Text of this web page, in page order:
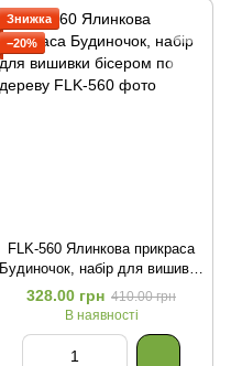
Знижка
−20%
FLK-560 Ялинкова прикраса
Будиночок, набір для вишивки
бісером по дереву
328.00 грн 410.00 грн
В наявності